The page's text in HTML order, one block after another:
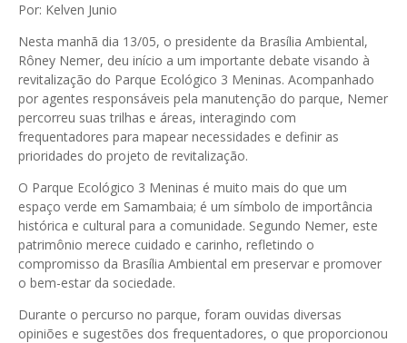
Por: Kelven Junio
Nesta manhã dia 13/05, o presidente da Brasília Ambiental,
Rôney Nemer, deu início a um importante debate visando à
revitalização do Parque Ecológico 3 Meninas. Acompanhado
por agentes responsáveis pela manutenção do parque, Nemer
percorreu suas trilhas e áreas, interagindo com
frequentadores para mapear necessidades e definir as
prioridades do projeto de revitalização.
O Parque Ecológico 3 Meninas é muito mais do que um
espaço verde em Samambaia; é um símbolo de importância
histórica e cultural para a comunidade. Segundo Nemer, este
patrimônio merece cuidado e carinho, refletindo o
compromisso da Brasília Ambiental em preservar e promover
o bem-estar da sociedade.
Durante o percurso no parque, foram ouvidas diversas
opiniões e sugestões dos frequentadores, o que proporcionou